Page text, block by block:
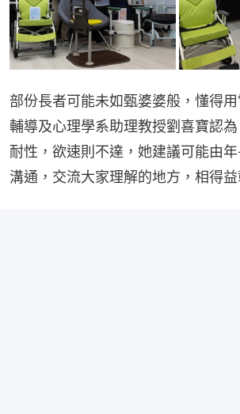
部份長者可能未如甄婆婆般，懂得
輔導及心理學系助理教授劉喜寶認
耐性，欲速則不達，她建議可能由
溝通，交流大家理解的地方，相得益